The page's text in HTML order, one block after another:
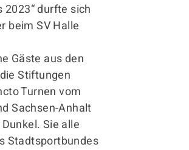
durfte sich
beim SV Halle
Gäste aus den
Stiftungen
Turnen vom
Sachsen-Anhalt
Sie alle
Stadtsportbundes